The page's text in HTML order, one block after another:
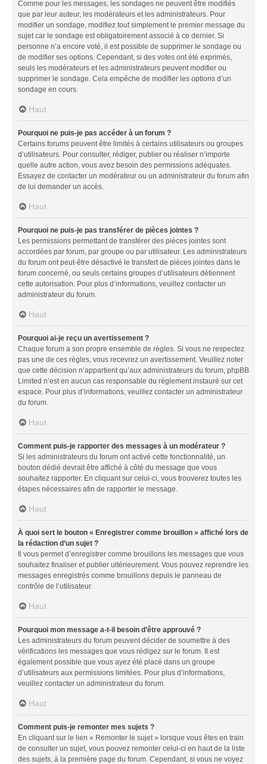
Comme pour les messages, les sondages ne peuvent être modifiés
que par leur auteur, les modérateurs et les administrateurs. Pour
modifier un sondage, modifiez tout simplement le premier message du
sujet car le sondage est obligatoirement associé à ce dernier. Si
personne n’a encore voté, il est possible de supprimer le sondage ou
de modifier ses options. Cependant, si des votes ont été exprimés,
seuls les modérateurs et les administrateurs peuvent modifier ou
supprimer le sondage. Cela empêche de modifier les options d’un
sondage en cours.
Haut
Pourquoi ne puis-je pas accéder à un forum ?
Certains forums peuvent être limités à certains utilisateurs ou groupes
d’utilisateurs. Pour consulter, rédiger, publier ou réaliser n’importe
quelle autre action, vous avez besoin des permissions adéquates.
Essayez de contacter un modérateur ou un administrateur du forum afin
de lui demander un accès.
Haut
Pourquoi ne puis-je pas transférer de pièces jointes ?
Les permissions permettant de transférer des pièces jointes sont
accordées par forum, par groupe ou par utilisateur. Les administrateurs
du forum ont peut-être désactivé le transfert de pièces jointes dans le
forum concerné, ou seuls certains groupes d’utilisateurs détiennent
cette autorisation. Pour plus d’informations, veuillez contacter un
administrateur du forum.
Haut
Pourquoi ai-je reçu un avertissement ?
Chaque forum a son propre ensemble de règles. Si vous ne respectez
pas une de ces règles, vous recevrez un avertissement. Veuillez noter
que cette décision n’appartient qu’aux administrateurs du forum, phpBB
Limited n’est en aucun cas responsable du règlement instauré sur cet
espace. Pour plus d’informations, veuillez contacter un administrateur
du forum.
Haut
Comment puis-je rapporter des messages à un modérateur ?
Si les administrateurs du forum ont activé cette fonctionnalité, un
bouton dédié devrait être affiché à côté du message que vous
souhaitez rapporter. En cliquant sur celui-ci, vous trouverez toutes les
étapes nécessaires afin de rapporter le message.
Haut
À quoi sert le bouton « Enregistrer comme brouillon » affiché lors de
la rédaction d’un sujet ?
Il vous permet d’enregistrer comme brouillons les messages que vous
souhaitez finaliser et publier ultérieurement. Vous pouvez reprendre les
messages enregistrés comme brouillons depuis le panneau de
contrôle de l’utilisateur.
Haut
Pourquoi mon message a-t-il besoin d’être approuvé ?
Les administrateurs du forum peuvent décider de soumettre à des
vérifications les messages que vous rédigez sur le forum. Il est
également possible que vous ayez été placé dans un groupe
d’utilisateurs aux permissions limitées. Pour plus d’informations,
veuillez contacter un administrateur du forum.
Haut
Comment puis-je remonter mes sujets ?
En cliquant sur le lien « Remonter le sujet » lorsque vous êtes en train
de consulter un sujet, vous pouvez remonter celui-ci en haut de la liste
des sujets, à la première page du forum. Cependant, si vous ne voyez